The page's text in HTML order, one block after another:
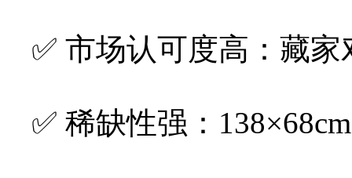
✅ 市场认可度高：藏
✅ 稀缺性强：